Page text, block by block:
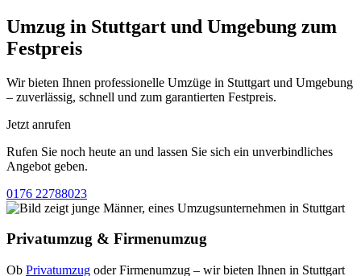
Umzug in Stuttgart und Umgebung zum
Festpreis
Wir bieten Ihnen professionelle Umzüge in Stuttgart und Umgebung
– zuverlässig, schnell und zum garantierten Festpreis.
Jetzt anrufen
Rufen Sie noch heute an und lassen Sie sich ein unverbindliches
Angebot geben.
0176 22788023
Privatumzug & Firmenumzug
Ob Privatumzug oder Firmenumzug – wir bieten Ihnen in Stuttgart